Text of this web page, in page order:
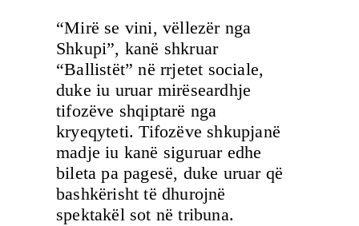
“Mirë se vini, vëllezër nga
Shkupi”, kanë shkruar
“Ballistët” në rrjetet sociale,
duke iu uruar mirëseardhje
tifozëve shqiptarë nga
kryeqyteti. Tifozëve shkupjanë
madje iu kanë siguruar edhe
bileta pa pagesë, duke uruar që
bashkërisht të dhurojnë
spektakël sot në tribuna.